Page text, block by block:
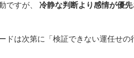
ですが、 冷静な判断より感情が優
ドは次第に「検証できない運任せ